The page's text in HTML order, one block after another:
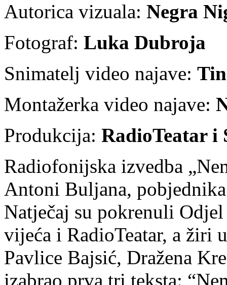
Autorica vizuala: Negra
Fotograf: Luka Dubroja
Snimatelj video najave:
Montažerka video najave:
Produkcija: RadioTeatar i
Radiofonijska izvedba
Antoni Buljana,
Natječaj su pokrenuli
vijeća i RadioTeatar, a žiri
Pavlice Bajsić, Dražena
izabrao prva tri teksta: